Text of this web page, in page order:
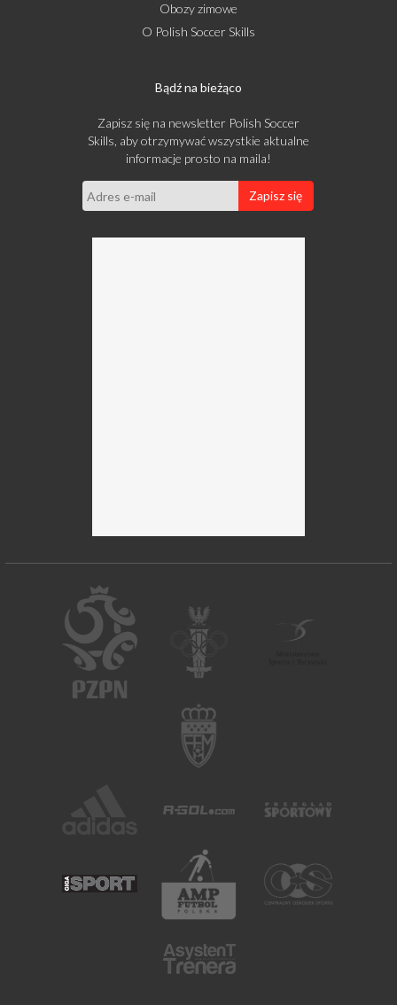
Obozy zimowe
O Polish Soccer Skills
Bądź na bieżąco
Zapisz się na newsletter Polish Soccer
Skills, aby otrzymywać wszystkie aktualne
informacje prosto na maila!
Zapisz się